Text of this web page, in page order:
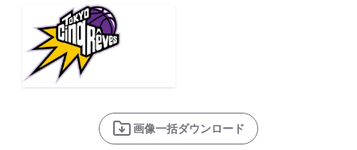
画像一括ダウンロード